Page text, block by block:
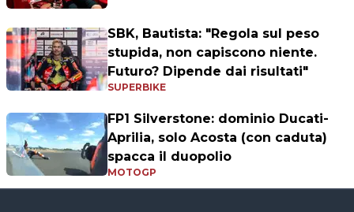
SBK, Bautista: "Regola sul peso
stupida, non capiscono niente.
Futuro? Dipende dai risultati"
SUPERBIKE
FP1 Silverstone: dominio Ducati-
Aprilia, solo Acosta (con caduta)
spacca il duopolio
MOTOGP